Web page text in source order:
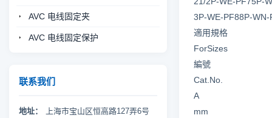
AVC 电线固定夹
AVC 电线固定保护
联系我们
地址：
上海市宝山区恒高路127弄6号
3P-WE-PF88P-
適用規格
ForSizes
編號
Cat.No.
A
mm